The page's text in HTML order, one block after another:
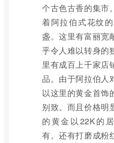
个古色古香的集市
着阿拉伯式花纹
盏。这里有富丽宽
乎令人难以转身的
里有成百上千家店
品。由于阿拉伯人
以这里的黄金首饰
别致。而且价格明
的黄金以22K的
有。还有打磨成粉